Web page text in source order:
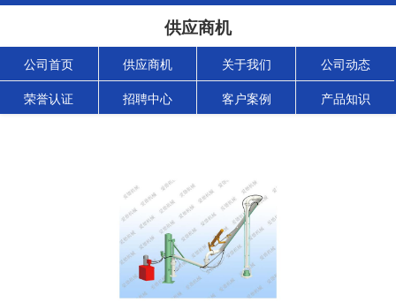
供应商机
公司首页 供应商机 关于我们 公司动态
荣誉认证 招聘中心 客户案例 产品知识